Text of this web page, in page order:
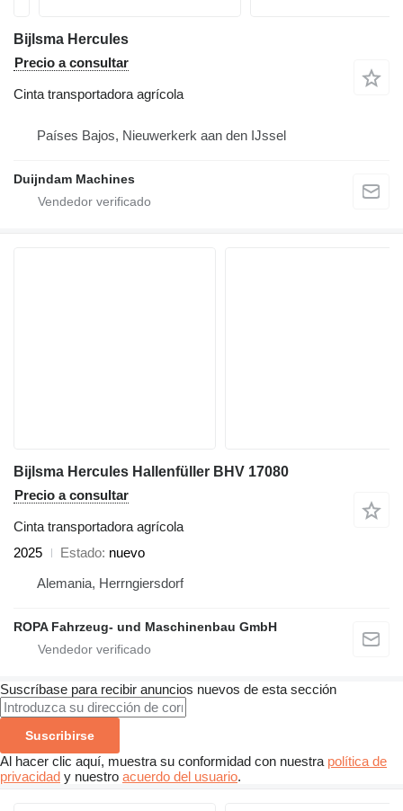
Bijlsma Hercules
Precio a consultar
Cinta transportadora agrícola
Países Bajos, Nieuwerkerk aan den IJssel
Duijndam Machines
Bijlsma Hercules Hallenfüller BHV 17080
Precio a consultar
Cinta transportadora agrícola
2025
Estado nuevo
Alemania, Herrngiersdorf
ROPA Fahrzeug- und Maschinenbau GmbH
Suscríbase para recibir anuncios nuevos de esta sección
Suscribirse
Al hacer clic aquí, muestra su conformidad con nuestra política de
privacidad y nuestro acuerdo del usuario.